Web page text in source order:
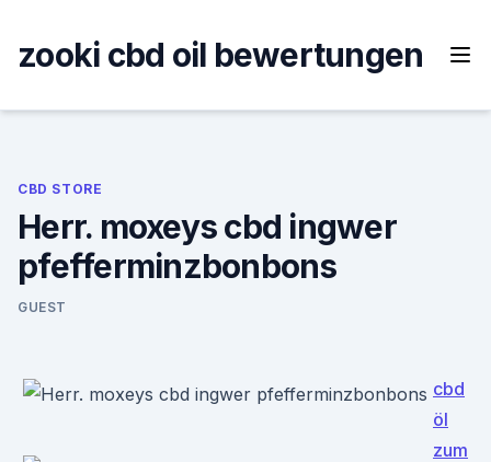
content
zooki cbd oil bewertungen
CBD STORE
Herr. moxeys cbd ingwer
pfefferminzbonbons
GUEST
cbd
öl
zum